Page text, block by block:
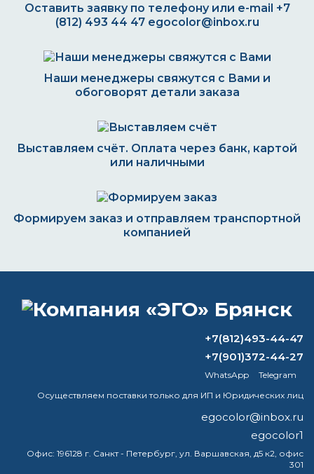
Оставить заявку по телефону или e-mail +7
(812) 493 44 47 egocolor@inbox.ru
Наши менеджеры свяжутся с Вами и
обоговорят детали заказа
Выставляем счёт. Оплата через банк, картой
или наличными
Формируем заказ и отправляем транспортной
компанией
ВОПРОС-ОТВЕТ
На каком давлении наносить базу?
Сколько нужно краски на 30 кв м?
Нужно ли грунтовать поверхность
+7(812)493-44-47
+7(901)372-44-27
WhatsApp
Telegram
Осуществляем поставки только для ИП и Юридических лиц
egocolor@inbox.ru
egocolor1
Офис: 196128 г. Санкт - Петербург, ул. Варшавская, д5 к2, офис
301